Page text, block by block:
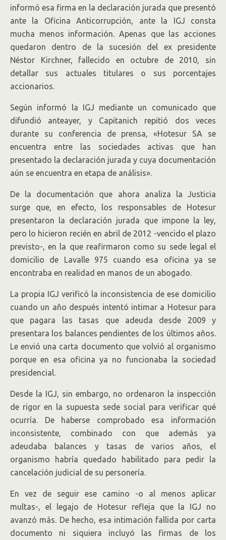
informó esa firma en la declaración jurada que presentó
ante la Oficina Anticorrupción, ante la IGJ consta
mucha menos información. Apenas que las acciones
quedaron dentro de la sucesión del ex presidente
Néstor Kirchner, fallecido en octubre de 2010, sin
detallar sus actuales titulares o sus porcentajes
accionarios.
Según informó la IGJ mediante un comunicado que
difundió anteayer, y Capitanich repitió dos veces
durante su conferencia de prensa, «Hotesur SA se
encuentra entre las sociedades activas que han
presentado la declaración jurada y cuya documentación
aún se encuentra en etapa de análisis».
De la documentación que ahora analiza la Justicia
surge que, en efecto, los responsables de Hotesur
presentaron la declaración jurada que impone la ley,
pero lo hicieron recién en abril de 2012 -vencido el plazo
previsto-, en la que reafirmaron como su sede legal el
domicilio de Lavalle 975 cuando esa oficina ya se
encontraba en realidad en manos de un abogado.
La propia IGJ verificó la inconsistencia de ese domicilio
cuando un año después intentó intimar a Hotesur para
que pagara las tasas que adeuda desde 2009 y
presentara los balances pendientes de los últimos años.
Le envió una carta documento que volvió al organismo
porque en esa oficina ya no funcionaba la sociedad
presidencial.
Desde la IGJ, sin embargo, no ordenaron la inspección
de rigor en la supuesta sede social para verificar qué
ocurría. De haberse comprobado esa información
inconsistente, combinado con que además ya
adeudaba balances y tasas de varios años, el
organismo habría quedado habilitado para pedir la
cancelación judicial de su personería.
En vez de seguir ese camino -o al menos aplicar
multas-, el legajo de Hotesur refleja que la IGJ no
avanzó más. De hecho, esa intimación fallida por carta
documento ni siquiera incluyó las firmas de los